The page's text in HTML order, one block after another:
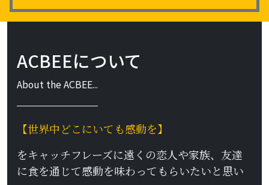
ACBEEについて
About the ACBEE...
【世界中どこにいても感動を】
をキャッチフレーズに遠くの恋人や家族、友達
に食を通じて感動を味わってもらいたいと思い